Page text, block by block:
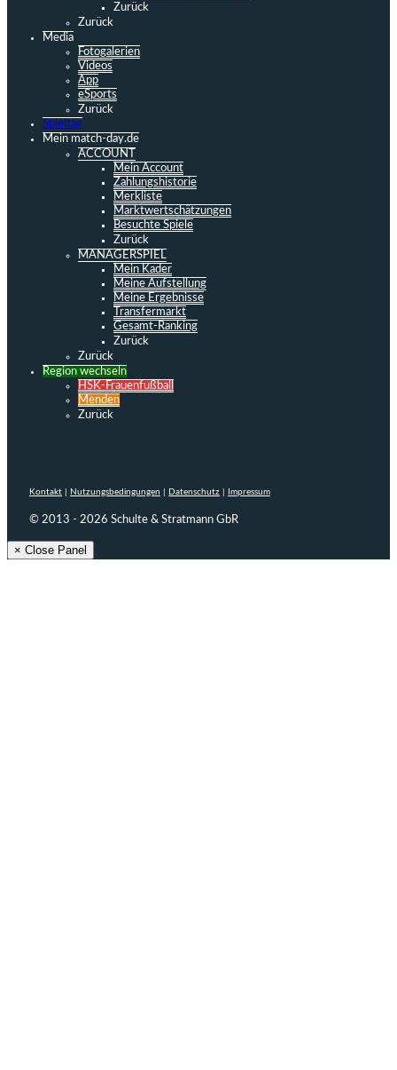
Zurück
Zurück
Media
Fotogalerien
Videos
App
eSports
Zurück
Spieltag
Mein match-day.de
ACCOUNT
Mein Account
Zahlungshistorie
Merkliste
Marktwertschätzungen
Besuchte Spiele
Zurück
MANAGERSPIEL
Mein Kader
Meine Aufstellung
Meine Ergebnisse
Transfermarkt
Gesamt-Ranking
Zurück
Zurück
Region wechseln
HSK-Frauenfußball
Menden
Zurück
Kontakt Nutzungsbedingungen Datenschutz Impressum
© 2013 - 2026 Schulte & Stratmann GbR
× Close Panel